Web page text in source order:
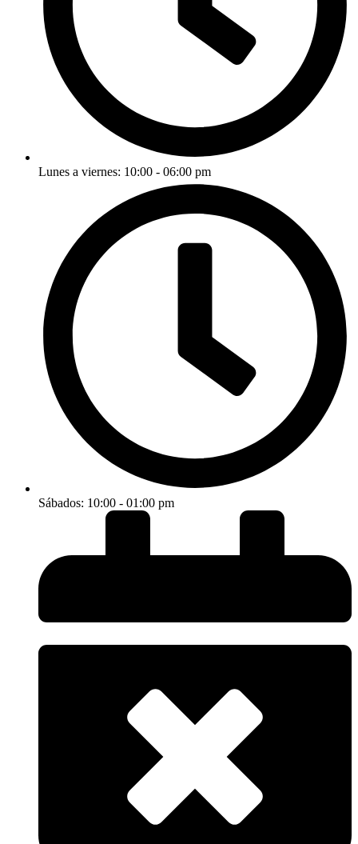
Lunes a viernes: 10:00 - 06:00 pm
Sábados: 10:00 - 01:00 pm